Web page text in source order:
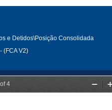
e Detidos\Posição Consolidada
(FCA V2)